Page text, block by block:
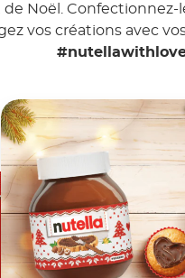
de Noël. Confectionnez-
vos créations avec